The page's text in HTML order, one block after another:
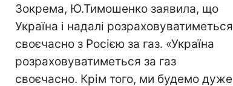
Зокрема, Ю.Тимошенко заявила, що
Україна і надалі розраховуватиметься
своєчасно з Росією за газ. «Україна
розраховуватиметься за газ
своєчасно. Крім того, ми будемо дуже